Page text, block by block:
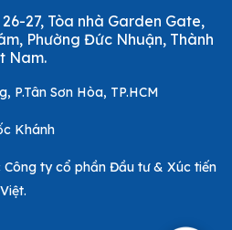
26-27, Tòa nhà Garden Gate,
Phường Đức Nhuận, Thành
Nam.
P.Tân Sơn Hòa, TP.HCM
Khánh
ty cổ phần Đầu tư & Xúc tiến